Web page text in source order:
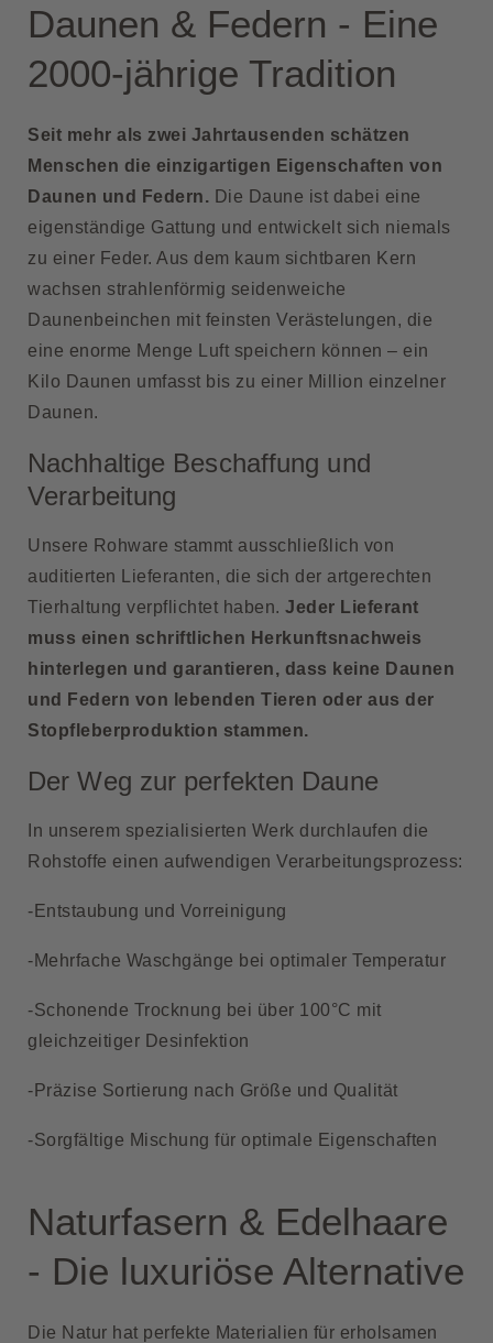
Daunen & Federn - Eine
2000-jährige Tradition
Seit mehr als zwei Jahrtausenden schätzen
Menschen die einzigartigen Eigenschaften von
Daunen und Federn. Die Daune ist dabei eine
eigenständige Gattung und entwickelt sich niemals
zu einer Feder. Aus dem kaum sichtbaren Kern
wachsen strahlenförmig seidenweiche
Daunenbeinchen mit feinsten Verästelungen, die
eine enorme Menge Luft speichern können – ein
Kilo Daunen umfasst bis zu einer Million einzelner
Daunen.
Nachhaltige Beschaffung und
Verarbeitung
Unsere Rohware stammt ausschließlich von
auditierten Lieferanten, die sich der artgerechten
Tierhaltung verpflichtet haben. Jeder Lieferant
muss einen schriftlichen Herkunftsnachweis
hinterlegen und garantieren, dass keine Daunen
und Federn von lebenden Tieren oder aus der
Stopfleberproduktion stammen.
Der Weg zur perfekten Daune
In unserem spezialisierten Werk durchlaufen die
Rohstoffe einen aufwendigen Verarbeitungsprozess:
-Entstaubung und Vorreinigung
-Mehrfache Waschgänge bei optimaler Temperatur
-Schonende Trocknung bei über 100°C mit
gleichzeitiger Desinfektion
-Präzise Sortierung nach Größe und Qualität
-Sorgfältige Mischung für optimale Eigenschaften
Naturfasern & Edelhaare
- Die luxuriöse Alternative
Die Natur hat perfekte Materialien für erholsamen